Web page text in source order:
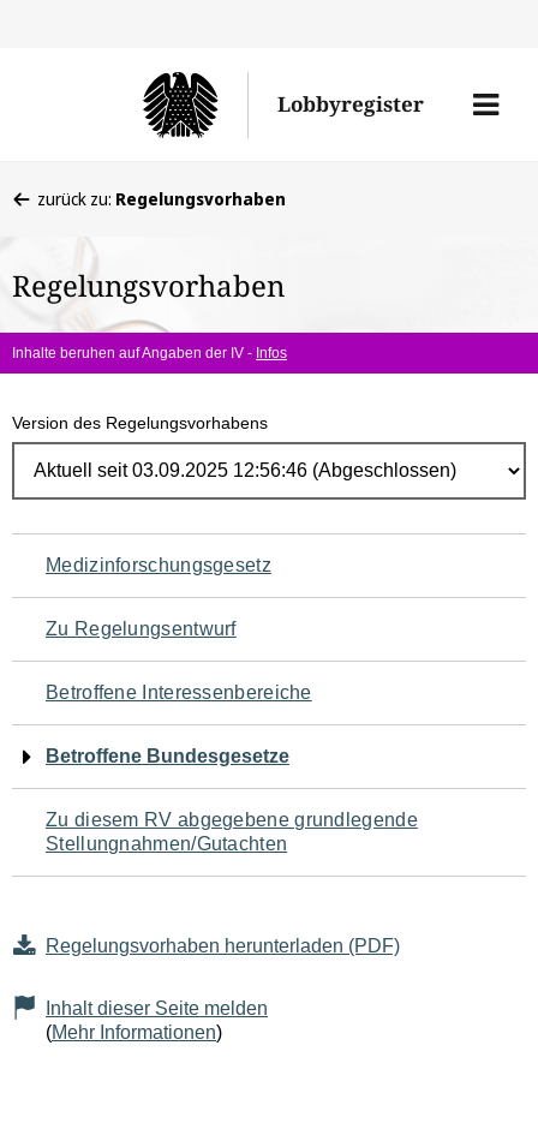
Lobbyregister
Menü
befinden
hier:
zurück zu: Regelungsvorhaben
Regelungsvorhaben
Inhalte beruhen auf Angaben der IV - Infos
Version des Regelungsvorhabens
Navigation
für
den
Seiteninhalt
Medizinforschungsgesetz
Zu Regelungsentwurf
Betroffene Interessenbereiche
Betroffene Bundesgesetze
Zu diesem RV abgegebene grundlegende
Stellungnahmen/Gutachten
Regelungsvorhaben herunterladen (PDF)
Inhalt dieser Seite melden
(Mehr Informationen)